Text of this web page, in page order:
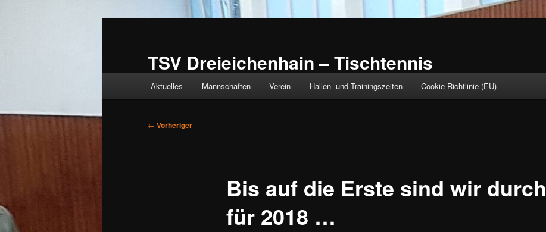
TSV Dreieichenhain – Tischtennis
Aktuelles Mannschaften Verein Hallen- und Trainingszeiten Cookie-Richtlinie (EU)
Beitragsnavigation
← Vorheriger
Bis auf die Erste sind wir durch
für 2018 …